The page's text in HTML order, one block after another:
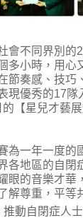
會不同界別的
多小時，用心
節奏感、技巧
現優秀的17隊
【星兒才藝展
為一年一度的
各地區的自閉
眼的音樂才華
解尊重，平等
動自閉症人